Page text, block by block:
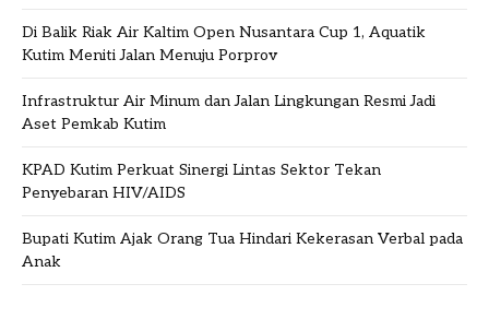
Di Balik Riak Air Kaltim Open Nusantara Cup 1, Aquatik
Kutim Meniti Jalan Menuju Porprov
Infrastruktur Air Minum dan Jalan Lingkungan Resmi Jadi
Aset Pemkab Kutim
KPAD Kutim Perkuat Sinergi Lintas Sektor Tekan
Penyebaran HIV/AIDS
Bupati Kutim Ajak Orang Tua Hindari Kekerasan Verbal pada
Anak